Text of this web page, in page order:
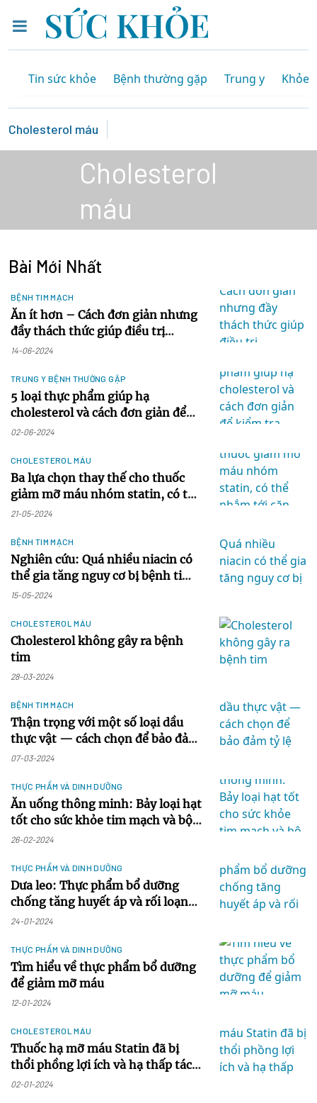
Tin sức khỏe Bệnh thường gặp Trung y Khỏe
Cholesterol máu
Cholesterol
máu
Bài Mới Nhất
BỆNH TIM MẠCH
Ăn ít hơn – Cách đơn giản nhưng
đầy thách thức giúp điều trị
cholesterol cao
14-06-2024
TRUNG Y BỆNH THƯỜNG GẶP
5 loại thực phẩm giúp hạ
cholesterol và cách đơn giản để
kiểm tra mức cholesterol
02-06-2024
CHOLESTEROL MÁU
Ba lựa chọn thay thế cho thuốc
giảm mỡ máu nhóm statin, có thể
nhắm tới căn nguyên của bệnh
21-05-2024
BỆNH TIM MẠCH
Nghiên cứu: Quá nhiều niacin có
thể gia tăng nguy cơ bị bệnh tim
mạch
15-05-2024
CHOLESTEROL MÁU
Cholesterol không gây ra bệnh
tim
28-03-2024
BỆNH TIM MẠCH
Thận trọng với một số loại dầu
thực vật — cách chọn để bảo đảm
tỷ lệ omega-3 và omega-6 tối ưu
07-03-2024
THỰC PHẨM VÀ DINH DƯỠNG
Ăn uống thông minh: Bảy loại hạt
tốt cho sức khỏe tim mạch và bộ
não
26-02-2024
THỰC PHẨM VÀ DINH DƯỠNG
Dưa leo: Thực phẩm bổ dưỡng
chống tăng huyết áp và rối loạn
mỡ máu
24-01-2024
THỰC PHẨM VÀ DINH DƯỠNG
Tìm hiểu về thực phẩm bổ dưỡng
để giảm mỡ máu
12-01-2024
CHOLESTEROL MÁU
Thuốc hạ mỡ máu Statin đã bị
thổi phồng lợi ích và hạ thấp tác
dụng phụ
02-01-2024